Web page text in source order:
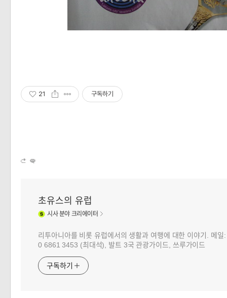
21 구독하기
초유스의 유럽
시사분야 크리에이터
리투아니아를 비롯 유럽에서의 생활과 여행에 대한 이야기. 메
0 6861 3453 (최대석), 발트 3국 관광가이드, 쓰루가이드
구독하기